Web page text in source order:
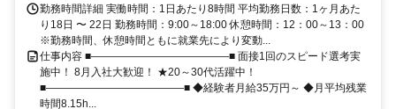
勤務時間詳細 実働時間：1日あたり8時間 平均勤務日数：1ヶ月あた
り18日 〜 22日 勤務時間：9:00～18:00 休憩時間：12：00～13：00
※勤務時間、休憩時間ともに就業先により変動...
仕事内容 ■―――――――――――――■ 面接1回のスピード選考実
施中！ 8月入社大歓迎！ ★20～30代活躍中！
■―――――――――――――■ ◆経験者月給35万円～ ◆月平均残業
時間8.15h...